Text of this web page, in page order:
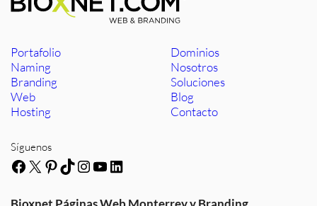
Portafolio
Naming
Branding
Web
Hosting
Dominios
Nosotros
Soluciones
Blog
Contacto
Síguenos
Facebook
X Pinterest
TikTok
Instagram
YouTube
LinkedIn